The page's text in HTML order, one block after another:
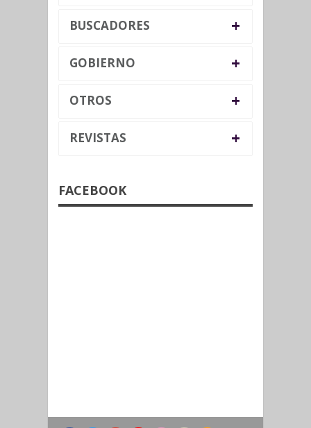
BUSCADORES +
GOBIERNO +
OTROS +
REVISTAS +
FACEBOOK